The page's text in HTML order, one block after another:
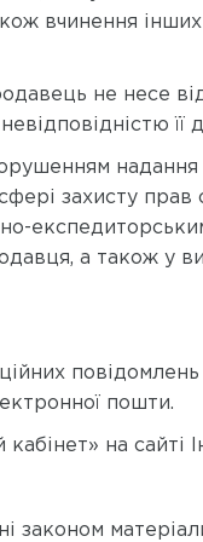
вчинення
не несе
її
захисту
а також у
пошти.
на сайті
законом